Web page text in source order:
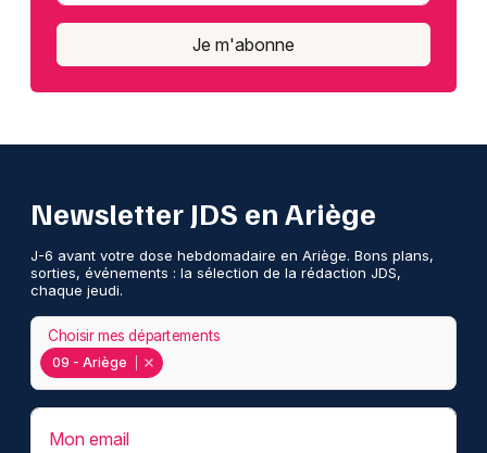
Je m'abonne
Newsletter JDS en Ariège
J-6 avant votre dose hebdomadaire en Ariège. Bons plans,
sorties, événements : la sélection de la rédaction JDS,
chaque jeudi.
09 - Ariège
Choisir mes départements
Mon email